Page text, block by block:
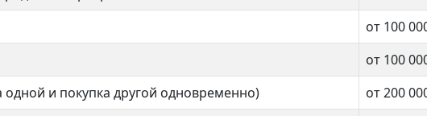
от 100
от 100
и покупка другой одновременно)
от 200